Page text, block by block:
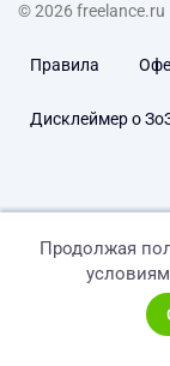
© 2026 freelance.ru
Правила
Дисклеймер о
Продолжая